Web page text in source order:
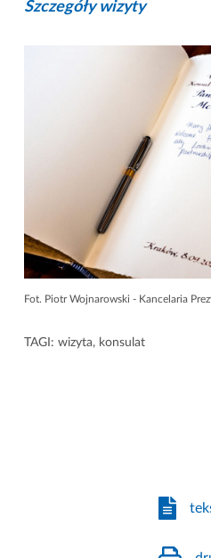
Szczegóły wizyty
Fot. Piotr Wojnarowski - Kancelaria
TAGI: wizyta, konsulat